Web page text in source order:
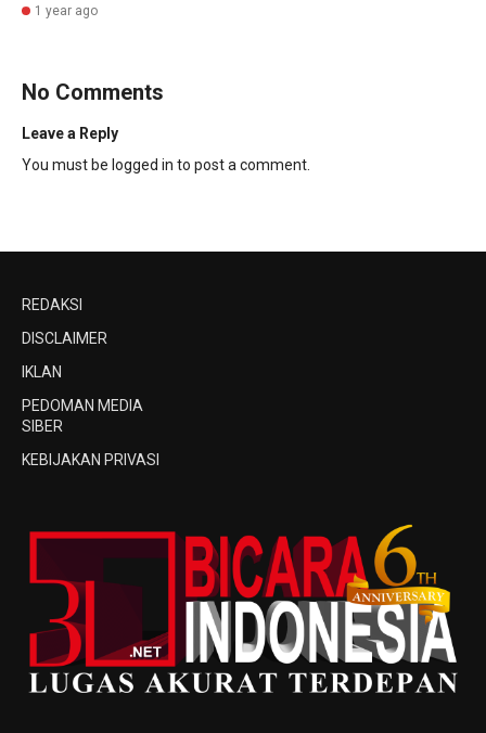
1 year ago
No Comments
Leave a Reply
You must be logged in to post a comment.
REDAKSI
DISCLAIMER
IKLAN
PEDOMAN MEDIA
SIBER
KEBIJAKAN PRIVASI